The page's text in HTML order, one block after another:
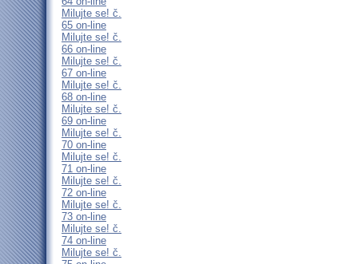
Milujte se! č.
65 on-line
Milujte se! č.
66 on-line
Milujte se! č.
67 on-line
Milujte se! č.
68 on-line
Milujte se! č.
69 on-line
Milujte se! č.
70 on-line
Milujte se! č.
71 on-line
Milujte se! č.
72 on-line
Milujte se! č.
73 on-line
Milujte se! č.
74 on-line
Milujte se! č.